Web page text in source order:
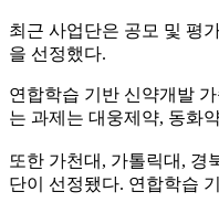
최근 사업단은 공모 및 평
을 선정했다.
연합학습 기반 신약개발
는 과제는 대웅제약, 동화
또한 가천대, 가톨릭대, 경
단이 선정됐다. 연합학습